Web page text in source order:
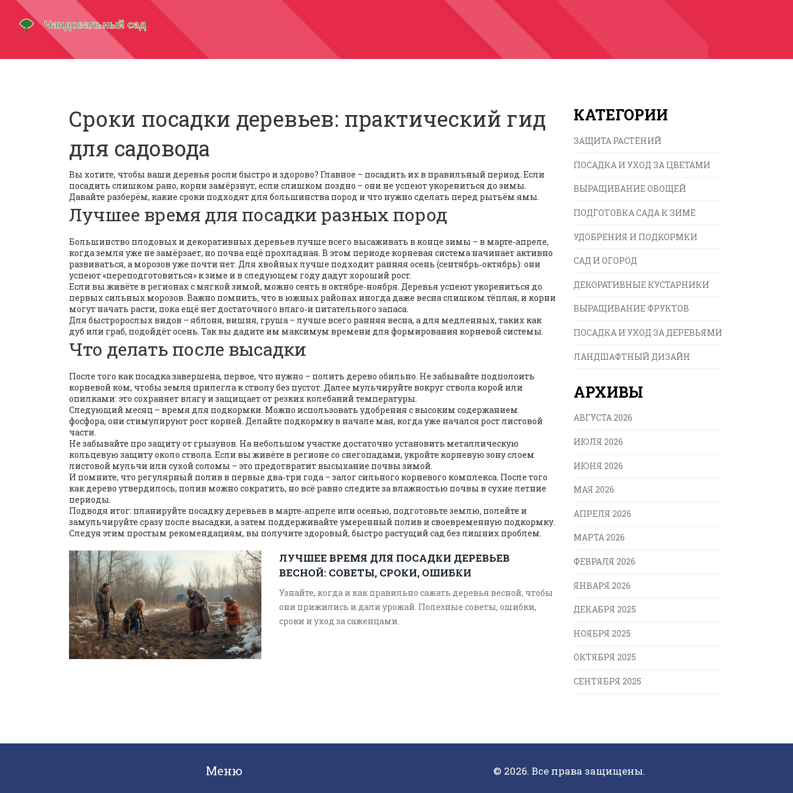
Сроки посадки деревьев: практический гид
для садовода
Вы хотите, чтобы ваши деревья росли быстро и здорово? Главное – посадить их в правильный период. Если
посадить слишком рано, корни замёрзнут, если слишком поздно – они не успеют укорениться до зимы.
Давайте разберём, какие сроки подходят для большинства пород и что нужно сделать перед рытьём ямы.
Лучшее время для посадки разных пород
Большинство плодовых и декоративных деревьев лучше всего высаживать в конце зимы – в марте‑апреле,
когда земля уже не замёрзает, но почва ещё прохладная. В этом периоде корневая система начинает активно
развиваться, а морозов уже почти нет. Для хвойных лучше подходит ранняя осень (сентябрь‑октябрь): они
успеют «переподготовиться» к зиме и в следующем году дадут хороший рост.
Если вы живёте в регионах с мягкой зимой, можно сеять в октябре‑ноября. Деревья успеют укорениться до
первых сильных морозов. Важно помнить, что в южных районах иногда даже весна слишком тёплая, и корни
могут начать расти, пока ещё нет достаточного влаго‑и питательного запаса.
Для быстророслых видов – яблоня, вишня, груша – лучше всего ранняя весна, а для медленных, таких как
дуб или граб, подойдёт осень. Так вы дадите им максимум времени для формирования корневой системы.
Что делать после высадки
После того как посадка завершена, первое, что нужно – полить дерево обильно. Не забывайте подполоить
корневой ком, чтобы земля прилегла к стволу без пустот. Далее мульчируйте вокруг ствола корой или
опилками: это сохраняет влагу и защищает от резких колебаний температуры.
Следующий месяц – время для подкормки. Можно использовать удобрения с высоким содержанием
фосфора, они стимулируют рост корней. Делайте подкормку в начале мая, когда уже начался рост листовой
части.
Не забывайте про защиту от грызунов. На небольшом участке достаточно установить металлическую
кольцевую защиту около ствола. Если вы живёте в регионе со снегопадами, укройте корневую зону слоем
листовой мульчи или сухой соломы – это предотвратит высыхание почвы зимой.
И помните, что регулярный полив в первые два‑три года – залог сильного корневого комплекса. После того
как дерево утвердилось, полив можно сократить, но всё равно следите за влажностью почвы в сухие летние
периоды.
Подводя итог: планируйте посадку деревьев в марте‑апреле или осенью, подготовьте землю, полейте и
замульчируйте сразу после высадки, а затем поддерживайте умеренный полив и своевременную подкормку.
Следуя этим простым рекомендациям, вы получите здоровый, быстро растущий сад без лишних проблем.
ЛУЧШЕЕ ВРЕМЯ ДЛЯ ПОСАДКИ ДЕРЕВЬЕВ
ВЕСНОЙ: СОВЕТЫ, СРОКИ, ОШИБКИ
Узнайте, когда и как правильно сажать деревья весной, чтобы
они прижились и дали урожай. Полезные советы, ошибки,
сроки и уход за саженцами.
КАТЕГОРИИ
ЗАЩИТА РАСТЕНИЙ
ПОСАДКА И УХОД ЗА ЦВЕТАМИ
ВЫРАЩИВАНИЕ ОВОЩЕЙ
ПОДГОТОВКА САДА К ЗИМЕ
УДОБРЕНИЯ И ПОДКОРМКИ
САД И ОГОРОД
ДЕКОРАТИВНЫЕ КУСТАРНИКИ
ВЫРАЩИВАНИЕ ФРУКТОВ
ПОСАДКА И УХОД ЗА ДЕРЕВЬЯМИ
ЛАНДШАФТНЫЙ ДИЗАЙН
АРХИВЫ
АВГУСТА 2026
ИЮЛЯ 2026
ИЮНЯ 2026
МАЯ 2026
АПРЕЛЯ 2026
МАРТА 2026
ФЕВРАЛЯ 2026
ЯНВАРЯ 2026
ДЕКАБРЯ 2025
НОЯБРЯ 2025
ОКТЯБРЯ 2025
СЕНТЯБРЯ 2025
Меню © 2026. Все права защищены.